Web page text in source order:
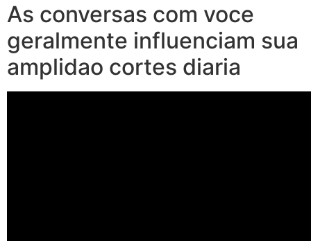
As conversas com voce
geralmente influenciam sua
amplidao cortes diaria